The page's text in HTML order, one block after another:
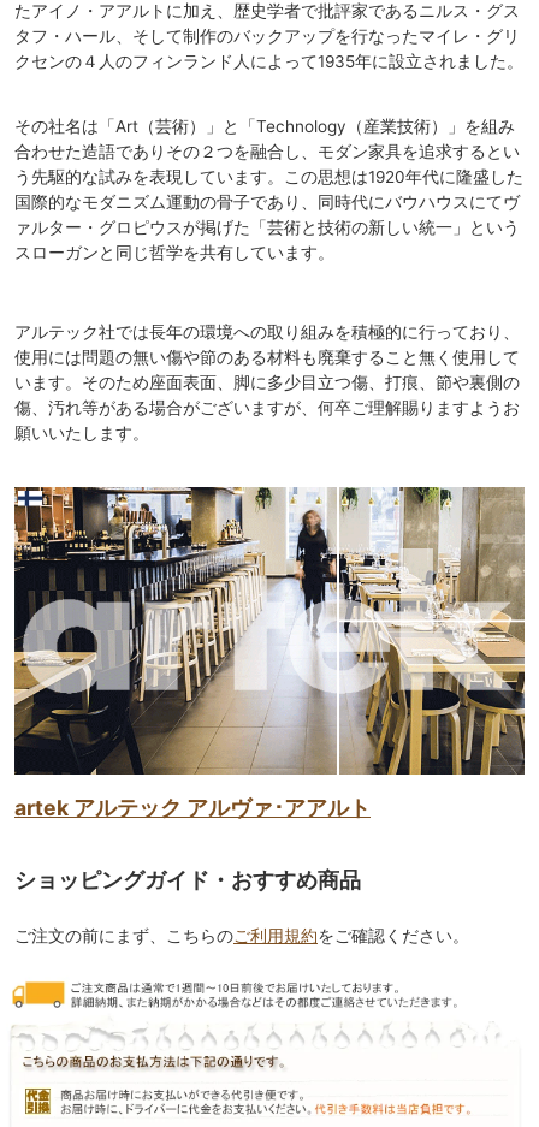
たアイノ・アアルトに加え、歴史学者で批評家であるニルス・グス
タフ・ハール、そして制作のバックアップを行なったマイレ・グリ
クセンの４人のフィンランド人によって1935年に設立されました。
その社名は「Art（芸術）」と「Technology（産業技術）」を組み
合わせた造語でありその２つを融合し、モダン家具を追求するとい
う先駆的な試みを表現しています。この思想は1920年代に隆盛した
国際的なモダニズム運動の骨子であり、同時代にバウハウスにてヴ
ァルター・グロピウスが掲げた「芸術と技術の新しい統一」という
スローガンと同じ哲学を共有しています。
アルテック社では長年の環境への取り組みを積極的に行っており、
使用には問題の無い傷や節のある材料も廃棄すること無く使用して
います。そのため座面表面、脚に多少目立つ傷、打痕、節や裏側の
傷、汚れ等がある場合がございますが、何卒ご理解賜りますようお
願いいたします。
artek アルテック アルヴァ･アアルト
ショッピングガイド・おすすめ商品
ご注文の前にまず、こちらのご利用規約をご確認ください。